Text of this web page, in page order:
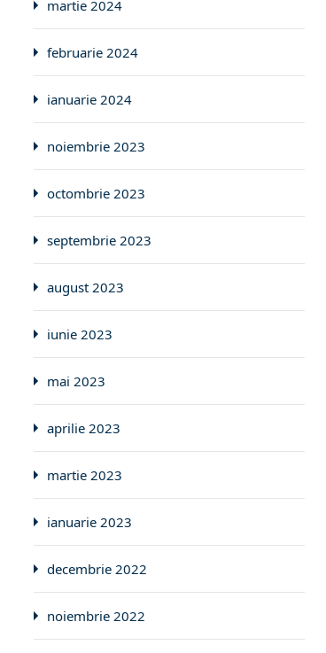
martie 2024
februarie 2024
ianuarie 2024
noiembrie 2023
octombrie 2023
septembrie 2023
august 2023
iunie 2023
mai 2023
aprilie 2023
martie 2023
ianuarie 2023
decembrie 2022
noiembrie 2022